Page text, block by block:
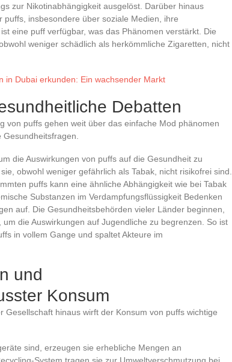
zur Nikotinabhängigkeit ausgelöst. Darüber hinaus
insbesondere über soziale Medien, ihre
eine puff verfügbar, was das Phänomen verstärkt. Die
weniger schädlich als herkömmliche Zigaretten, nicht
in Dubai erkunden: Ein wachsender Markt
Debatten
von puffs gehen weit über das einfache Mod phänomen
die Auswirkungen von puffs auf die Gesundheit zu
obwohl weniger gefährlich als Tabak, nicht risikofrei sind.
puffs kann eine ähnliche Abhängigkeit wie bei Tabak
Substanzen im Verdampfungsflüssigkeit Bedenken
auf. Die Gesundheitsbehörden vieler Länder beginnen,
die Auswirkungen auf Jugendliche zu begrenzen. So ist
in vollem Gange und spaltet Akteure im
und
Konsum
hinaus wirft der Konsum von puffs wichtige
sind, erzeugen sie erhebliche Mengen an